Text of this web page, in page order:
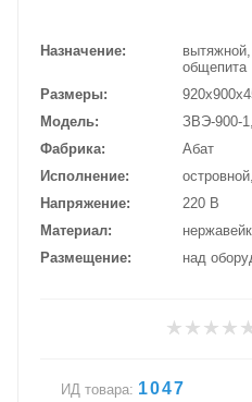
Назначение
общепита
Размеры
Модель
ЗВЭ-900-
Фабрика
Абат
Исполнение
Напряжение
220 В
Материал
Размещение
над
ИД товара: 1047